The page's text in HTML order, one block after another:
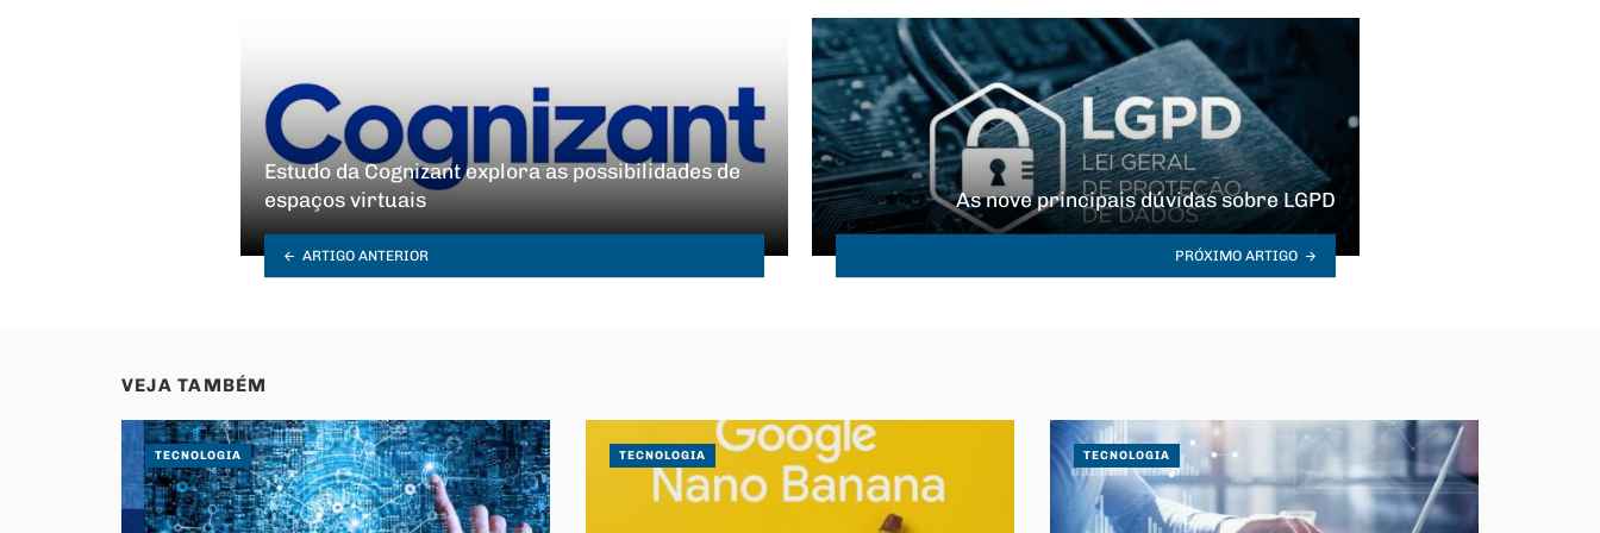
Estudo da Cognizant explora as possibilidades de
espaços virtuais
ARTIGO ANTERIOR
As nove principais dúvidas sobre LGPD
PRÓXIMO ARTIGO
VEJA TAMBÉM
TECNOLOGIA TECNOLOGIA TECNOLOGIA